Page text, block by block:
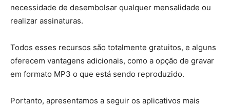
necessidade de desembolsar qualquer mensalidade ou
realizar assinaturas.
Todos esses recursos são totalmente gratuitos, e alguns
oferecem vantagens adicionais, como a opção de gravar
em formato MP3 o que está sendo reproduzido.
Portanto, apresentamos a seguir os aplicativos mais